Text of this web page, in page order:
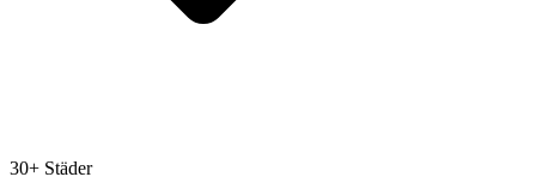
30+ Städer